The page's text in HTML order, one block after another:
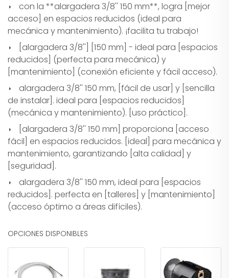
con la **alargadera 3/8'' 150 mm**, logra [mejor
acceso] en espacios reducidos (ideal para
mecánica y mantenimiento). ¡facilita tu trabajo!
[alargadera 3/8''] [150 mm] - ideal para [espacios
reducidos] (perfecta para mecánica) y
[mantenimiento] (conexión eficiente y fácil acceso).
alargadera 3/8'' 150 mm, [fácil de usar] y [sencilla
de instalar]. ideal para [espacios reducidos]
(mecánica y mantenimiento). [uso práctico].
[alargadera 3/8'' 150 mm] proporciona [acceso
fácil] en espacios reducidos. [ideal] para mecánica y
mantenimiento, garantizando [alta calidad] y
[seguridad].
alargadera 3/8'' 150 mm, ideal para [espacios
reducidos]. perfecta en [talleres] y [mantenimiento]
(acceso óptimo a áreas difíciles).
OPCIONES DISPONIBLES